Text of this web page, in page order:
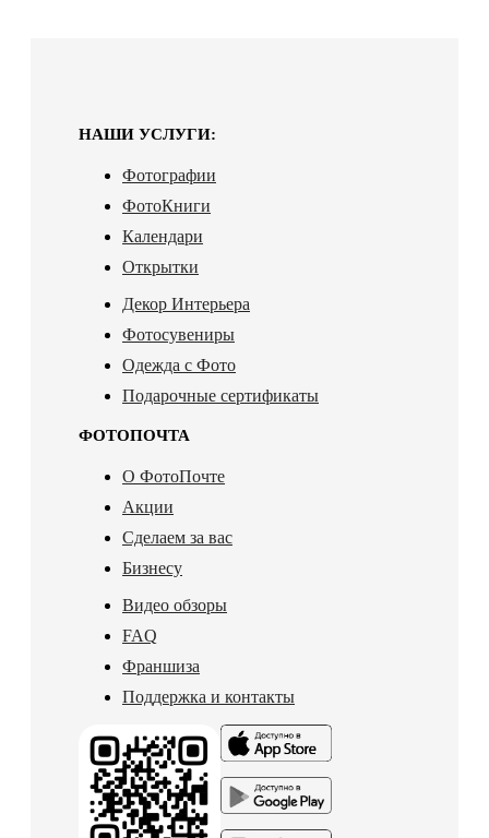
НАШИ УСЛУГИ:
Фотографии
ФотоКниги
Календари
Открытки
Декор Интерьера
Фотосувениры
Одежда с Фото
Подарочные сертификаты
ФОТОПОЧТА
О ФотоПочте
Акции
Сделаем за вас
Бизнесу
Видео обзоры
FAQ
Франшиза
Поддержка и контакты